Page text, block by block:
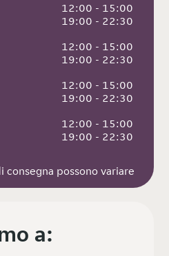
12:00 - 15:00
19:00 - 22:30
12:00 - 15:00
19:00 - 22:30
12:00 - 15:00
19:00 - 22:30
12:00 - 15:00
19:00 - 22:30
consegna possono variare
a: